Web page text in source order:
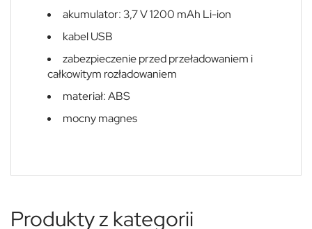
akumulator: 3,7 V 1200 mAh Li-ion
kabel USB
zabezpieczenie przed przeładowaniem i
całkowitym rozładowaniem
materiał: ABS
mocny magnes
Produkty z kategorii